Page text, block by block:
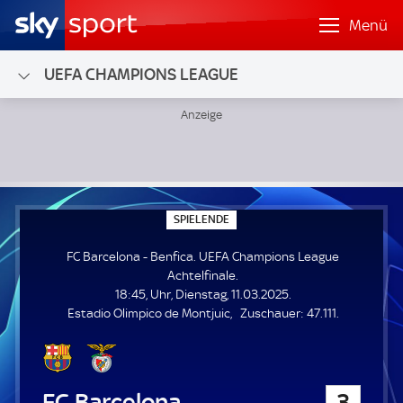
Menü
UEFA CHAMPIONS LEAGUE
FC Barcelona - Benfica; UEFA Champions League
SPIELENDE
P
E
E
N
E
FC Barcelona - Benfica. UEFA Champions League
Achtelfinale.
18:45, Uhr, Dienstag, 11.03.2025.
Estadio Olimpico de Montjuic
Zuschauer: Z
47.111.